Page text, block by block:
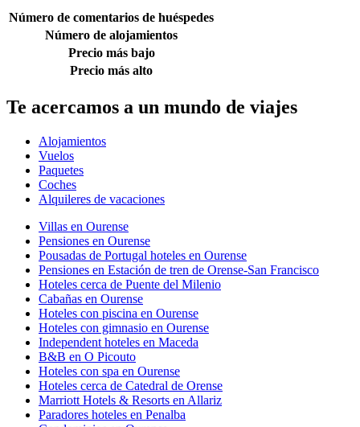
Número de comentarios de huéspedes
Número de alojamientos
Precio más bajo
Precio más alto
Te acercamos a un mundo de viajes
Alojamientos
Vuelos
Paquetes
Coches
Alquileres de vacaciones
Villas en Ourense
Pensiones en Ourense
Pousadas de Portugal hoteles en Ourense
Pensiones en Estación de tren de Orense-San Francisco
Hoteles cerca de Puente del Milenio
Cabañas en Ourense
Hoteles con piscina en Ourense
Hoteles con gimnasio en Ourense
Independent hoteles en Maceda
B&B en O Picouto
Hoteles con spa en Ourense
Hoteles cerca de Catedral de Orense
Marriott Hotels & Resorts en Allariz
Paradores hoteles en Penalba